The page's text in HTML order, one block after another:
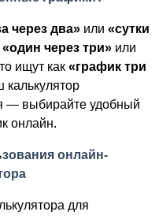
через два» или«сутки
«один через три» или
ищут как«график три
калькулятор
— выбирайте удобный
онлайн.
онлайн-
для